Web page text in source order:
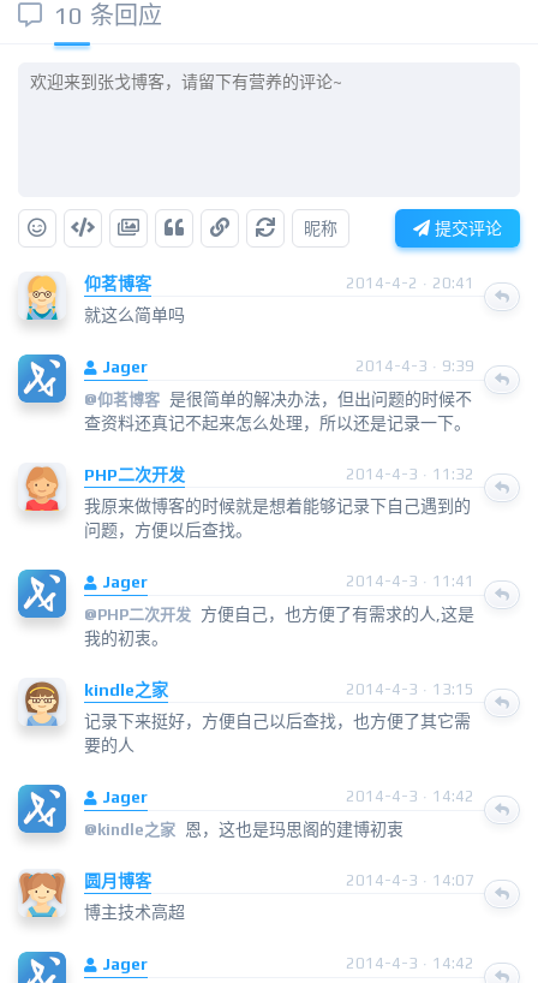
10 条回应
昵称 提交评论
仰茗博客 2014-4-2 · 20:41
就这么简单吗
Jager
2014-4-3 · 9:39
@仰茗博客 是很简单的解决办法，但出问题的时候不
查资料还真记不起来怎么处理，所以还是记录一下。
PHP二次开发 2014-4-3 · 11:32
我原来做博客的时候就是想着能够记录下自己遇到的
问题，方便以后查找。
Jager
2014-4-3 · 11:41
@PHP二次开发 方便自己，也方便了有需求的人,这是
我的初衷。
kindle之家 2014-4-3 · 13:15
记录下来挺好，方便自己以后查找，也方便了其它需
要的人
Jager
2014-4-3 · 14:42
@ kindle之家 恩，这也是玛思阁的建博初衷
圆月博客 2014-4-3 · 14:07
博主技术高超
Jager 2014-4-3 · 14:42